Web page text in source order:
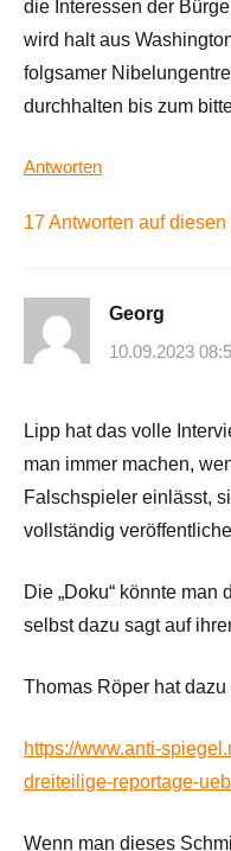
die Interessen der
wird halt aus
folgsamer
durchhalten bis zum
Antworten
17 Antworten auf
Georg
10.09.2023
Lipp hat das volle
man immer machen,
Falschspieler einlässt,
vollständig
Die „Doku“ könnte
selbst dazu sagt auf
Thomas Röper hat
https://www.anti-
dreiteilige-reportage-
Wenn man dieses